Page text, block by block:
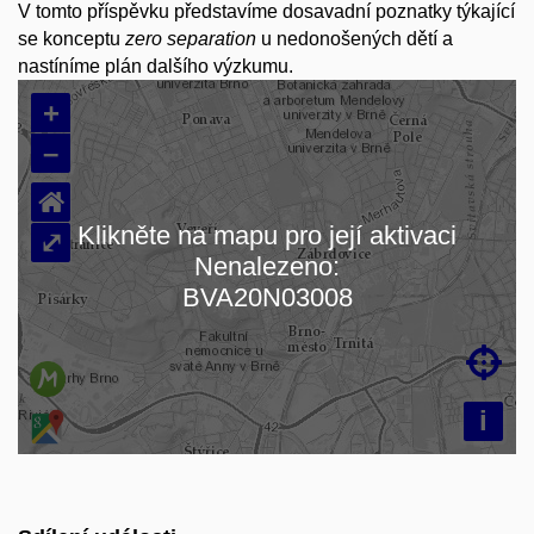
V tomto příspěvku představíme dosavadní poznatky týkající
se konceptu zero separation u nedonošených dětí a
nastíníme plán dalšího výzkumu.
Načítám mapu…
+
–
i

⌂
⤢ Klikněte na mapu pro její aktivaci
Nenalezeno:
BVA20N03008